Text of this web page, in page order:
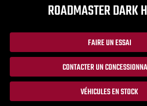
ROADMASTER DARK
FAIRE UN ESSAI
CONTACTER UN
VÉHICULES EN STOCK